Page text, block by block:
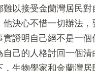
難以接受金蘭灣居民
他決心不惜一切辦法
實證明自己絕不是一
自己的人格討回一個
，生物學家和金蘭灣